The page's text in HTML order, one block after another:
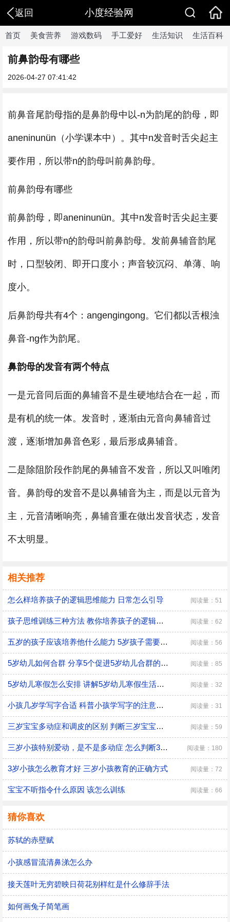
返回 小度经验网
首页 美食营养 游戏数码 手工爱好 生活知识 生活百科
前鼻韵母有哪些
2026-04-27 07:41:42
前鼻音尾韵母指的是鼻韵母中以-n为韵尾的韵母，即
aneninunün（小学课本中）。其中n发音时舌尖起主
要作用，所以带n的韵母叫前鼻韵母。
前鼻韵母有哪些
前鼻韵母，即aneninunün。其中n发音时舌尖起主要
作用，所以带n的韵母叫前鼻韵母。发前鼻辅音韵尾
时，口型较闭、即开口度小；声音较沉闷、单薄、响
度小。
后鼻韵母共有4个：angengingong。它们都以舌根浊
鼻音-ng作为韵尾。
鼻韵母的发音有两个特点
一是元音同后面的鼻辅音不是生硬地结合在一起，而
是有机的统一体。发音时，逐渐由元音向鼻辅音过
渡，逐渐增加鼻音色彩，最后形成鼻辅音。
二是除阻阶段作韵尾的鼻辅音不发音，所以又叫唯闭
音。鼻韵母的发音不是以鼻辅音为主，而是以元音为
主，元音清晰响亮，鼻辅音重在做出发音状态，发音
不太明显。
相关推荐
怎么样培养孩子的逻辑思维能力 日常怎么引导 阅读量：51
孩子思维训练三种方法 教你培养孩子的逻辑思维 阅读量：62
五岁的孩子应该培养他什么能力 5岁孩子需要培养的能力 阅读量：56
5岁幼儿如何合群 分享5个促进5岁幼儿合群的技巧 阅读量：85
5岁幼儿寒假怎么安排 讲解5岁幼儿寒假生活安排 阅读量：32
小孩几岁学写字合适 科普小孩学写字的注意事项 阅读量：31
三岁宝宝多动症和调皮的区别 判断三岁宝宝是多动症和调皮的方法 阅读量：59
三岁小孩特别爱动，是不是多动症 怎么判断3岁多动症？ 阅读量：180
3岁小孩怎么教育才好 三岁小孩教育的正确方式 阅读量：72
宝宝不听指令什么原因 该怎么训练 阅读量：66
猜你喜欢
苏轼的赤壁赋
小孩感冒流清鼻涕怎么办
接天莲叶无穷碧映日荷花别样红是什么修辞手法
如何画兔子简笔画